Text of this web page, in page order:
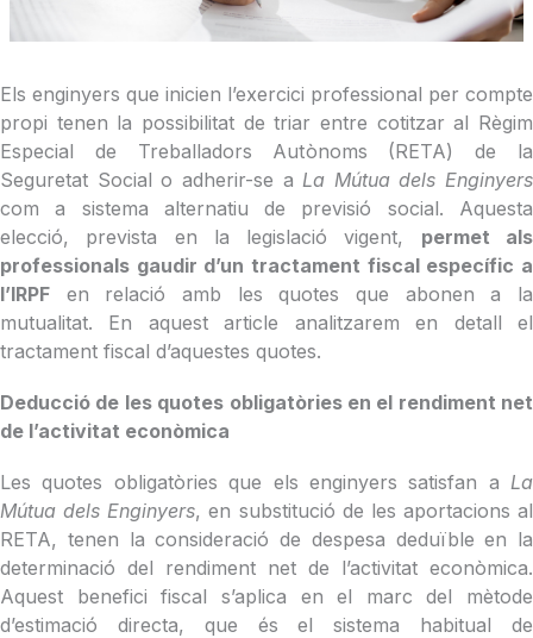
Els enginyers que inicien l’exercici professional per compte
propi tenen la possibilitat de triar entre cotitzar al Règim
Especial de Treballadors Autònoms (RETA) de la
Seguretat Social o adherir-se a La Mútua dels Enginyers
com a sistema alternatiu de previsió social. Aquesta
elecció, prevista en la legislació vigent, permet als
professionals gaudir d’un tractament fiscal específic a
l’IRPF en relació amb les quotes que abonen a la
mutualitat. En aquest article analitzarem en detall el
tractament fiscal d’aquestes quotes.
Deducció de les quotes obligatòries en el rendiment net
de l’activitat econòmica
Les quotes obligatòries que els enginyers satisfan a La
Mútua dels Enginyers, en substitució de les aportacions al
RETA, tenen la consideració de despesa deduïble en la
determinació del rendiment net de l’activitat econòmica.
Aquest benefici fiscal s’aplica en el marc del mètode
d’estimació directa, que és el sistema habitual de